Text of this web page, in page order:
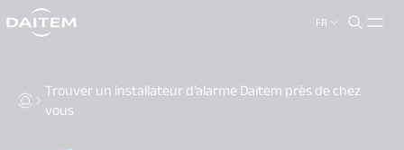
FR
search.label
Trouver un installateur d’alarme Daitem près de chez
vous